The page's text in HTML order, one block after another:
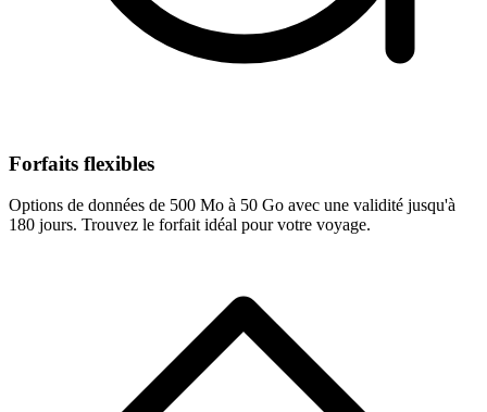
Forfaits flexibles
Options de données de 500 Mo à 50 Go avec une validité jusqu'à
180 jours. Trouvez le forfait idéal pour votre voyage.